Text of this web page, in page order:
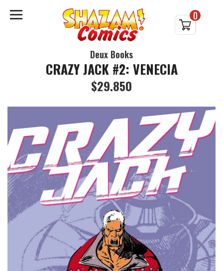
0
Deux Books
CRAZY JACK #2: VENECIA
$29.850